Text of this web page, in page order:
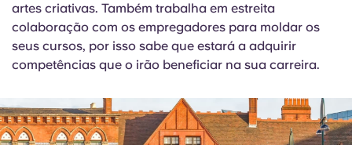
artes criativas. Também trabalha em estreita
colaboração com os empregadores para moldar os
seus cursos, por isso sabe que estará a adquirir
competências que o irão beneficiar na sua carreira.